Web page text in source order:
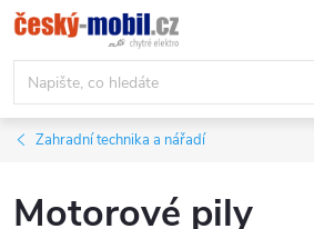
Přejít
na
obsah
Zahradní technika a nářadí
Motorové pily